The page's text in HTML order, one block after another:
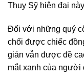
Thụy Sỹ hiện đại
Đối với những quý
chối được chiếc
giản vẫn được đề
mắt xanh của người